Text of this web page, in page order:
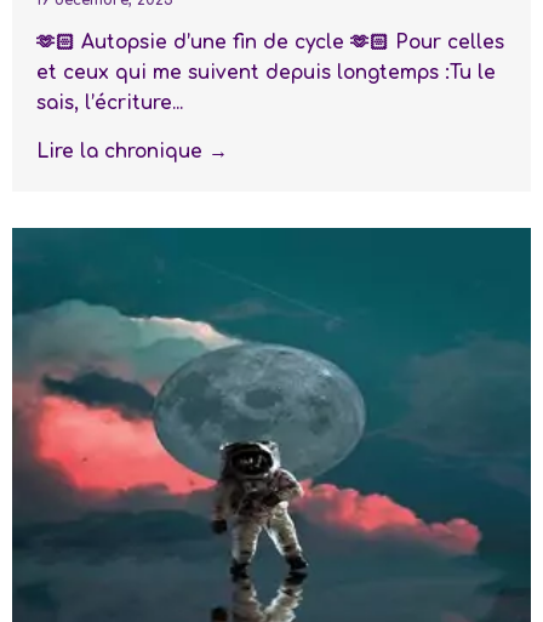
🫶🏻 Autopsie d’une fin de cycle 🫶🏻 Pour celles
et ceux qui me suivent depuis longtemps :Tu le
sais, l’écriture...
Lire la chronique →